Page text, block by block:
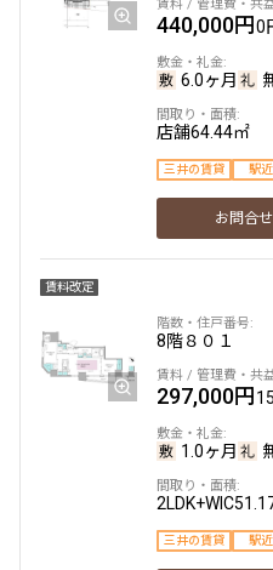
お問合せ
9階９０１
233,000円
1.0ヶ月
新築 三井の賃
お問合せ
9階９０２
233,000円
231,000円
1.0ヶ月
2LDK43.50㎡
新築 三井の賃
お問合せ
4階４０２
176,000円
1.0ヶ月
1LDK31.11㎡
新築 三井の賃
440,000円0
6.0ヶ月
店舗64.44㎡
三井の賃貸 駅近
お問合せ
賃料改定
8階８０１
297,000円
1.0ヶ月
2LDK+WIC
三井の賃貸 駅近